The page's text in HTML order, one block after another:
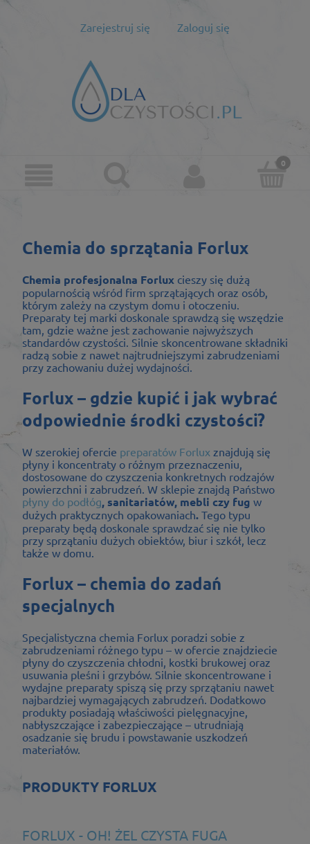
Zarejestruj się Zaloguj się
Chemia do sprzątania Forlux
Chemia profesjonalna Forlux cieszy się dużą
popularnością wśród firm sprzątających oraz osób,
którym zależy na czystym domu i otoczeniu.
Preparaty tej marki doskonale sprawdzą się wszędzie
tam, gdzie ważne jest zachowanie najwyższych
standardów czystości. Silnie skoncentrowane składniki
radzą sobie z nawet najtrudniejszymi zabrudzeniami
przy zachowaniu dużej wydajności.
Forlux – gdzie kupić i jak wybrać
odpowiednie środki czystości?
W szerokiej ofercie preparatów Forlux znajdują się
płyny i koncentraty o różnym przeznaczeniu,
dostosowane do czyszczenia konkretnych rodzajów
powierzchni i zabrudzeń. W sklepie znajdą Państwo
płyny do podłóg, sanitariatów, mebli czy fug w
dużych praktycznych opakowaniach. Tego typu
preparaty będą doskonale sprawdzać się nie tylko
przy sprzątaniu dużych obiektów, biur i szkół, lecz
także w domu.
Forlux – chemia do zadań
specjalnych
Specjalistyczna chemia Forlux poradzi sobie z
zabrudzeniami różnego typu – w ofercie znajdziecie
płyny do czyszczenia chłodni, kostki brukowej oraz
usuwania pleśni i grzybów. Silnie skoncentrowane i
wydajne preparaty spiszą się przy sprzątaniu nawet
najbardziej wymagających zabrudzeń. Dodatkowo
produkty posiadają właściwości pielęgnacyjne,
nabłyszczające i zabezpieczające – utrudniają
osadzanie się brudu i powstawanie uszkodzeń
materiałów.
PRODUKTY FORLUX
FORLUX - OH! ŻEL CZYSTA FUGA